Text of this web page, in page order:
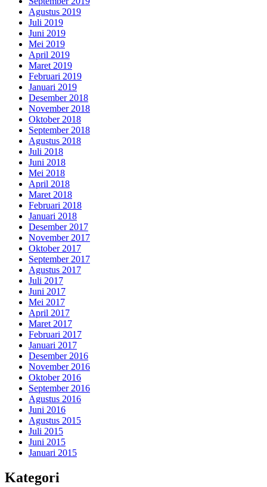
Agustus 2019
Juli 2019
Juni 2019
Mei 2019
April 2019
Maret 2019
Februari 2019
Januari 2019
Desember 2018
November 2018
Oktober 2018
September 2018
Agustus 2018
Juli 2018
Juni 2018
Mei 2018
April 2018
Maret 2018
Februari 2018
Januari 2018
Desember 2017
November 2017
Oktober 2017
September 2017
Agustus 2017
Juli 2017
Juni 2017
Mei 2017
April 2017
Maret 2017
Februari 2017
Januari 2017
Desember 2016
November 2016
Oktober 2016
September 2016
Agustus 2016
Juni 2016
Agustus 2015
Juli 2015
Juni 2015
Januari 2015
Kategori